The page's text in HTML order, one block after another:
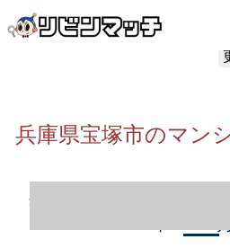
兵庫県宝塚市のマン
兵庫県宝塚市のマンショ